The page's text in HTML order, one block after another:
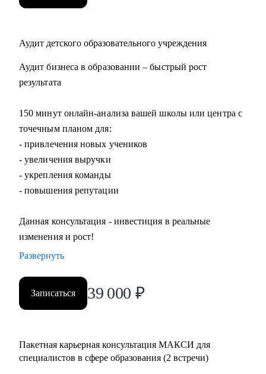
Аудит детского образовательного учреждения
Аудит бизнеса в образовании – быстрый рост
результата
150 минут онлайн-анализа вашей школы или центра с
точечным планом для:
- привлечения новых учеников
- увеличения выручки
- укрепления команды
- повышения репутации
Данная консультация - инвестиция в реальные
изменения и рост!
Развернуть
Записаться 39 000 ₽
Пакетная карьерная консультация МАКСИ для
специалистов в сфере образования (2 встречи)